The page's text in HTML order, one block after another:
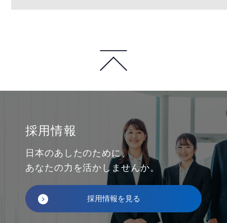
採用情報
日本のあしたのために、
あなたの力を活かしませんか。
採用情報を見る